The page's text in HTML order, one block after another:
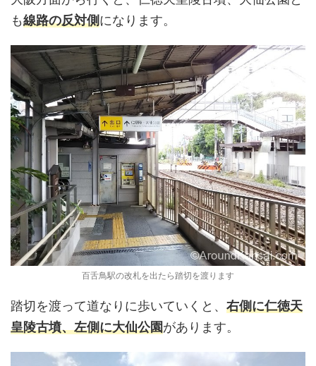
も線路の反対側になります。
百舌鳥駅の改札を出たら踏切を渡ります
踏切を渡って道なりに歩いていくと、 右側に仁徳天
皇陵古墳、左側に大仙公園があります。